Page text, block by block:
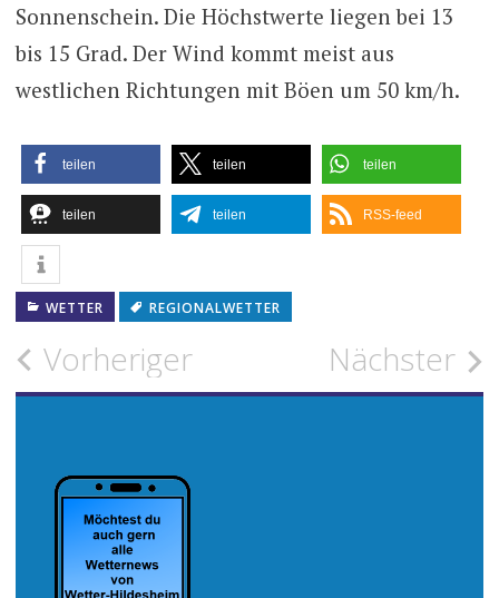
Sonnenschein. Die Höchstwerte liegen bei 13
bis 15 Grad. Der Wind kommt meist aus
westlichen Richtungen mit Böen um 50 km/h.
teilen teilen teilen
teilen teilen RSS-feed
WETTER REGIONALWETTER
Beitragsnavigation
Vorheriger Nächster